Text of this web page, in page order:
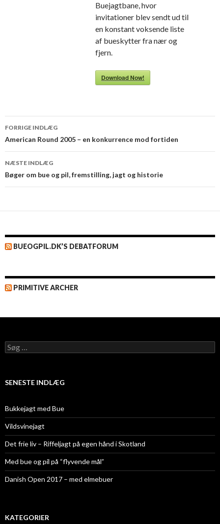
Buejagtbane, hvor
invitationer blev sendt ud til
en konstant voksende liste
af bueskytter fra nær og
fjern.
Download Now!
Indlægsnavigation
FORRIGE INDLÆG
American Round 2005 – en konkurrence mod fortiden
NÆSTE INDLÆG
Bøger om bue og pil, fremstilling, jagt og historie
BUEOGPIL.DK’S DEBATFORUM
PRIMITIVE ARCHER
Søg
efter:
SENESTE INDLÆG
Bukkejagt med Bue
Vildsvinejagt
Det frie liv – Riffeljagt på egen hånd i Skotland
Med bue og pil på “flyvende mål”
Danish Open 2017 – med elmebuer
KATEGORIER